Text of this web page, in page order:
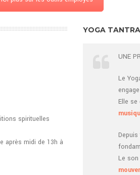
spirituelles
après midi de 13h à
YOGA
UNE
Le
Elle
Le